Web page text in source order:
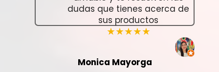
dudas que tienes acerca de
sus productos
★★★★★
Monica Mayorga